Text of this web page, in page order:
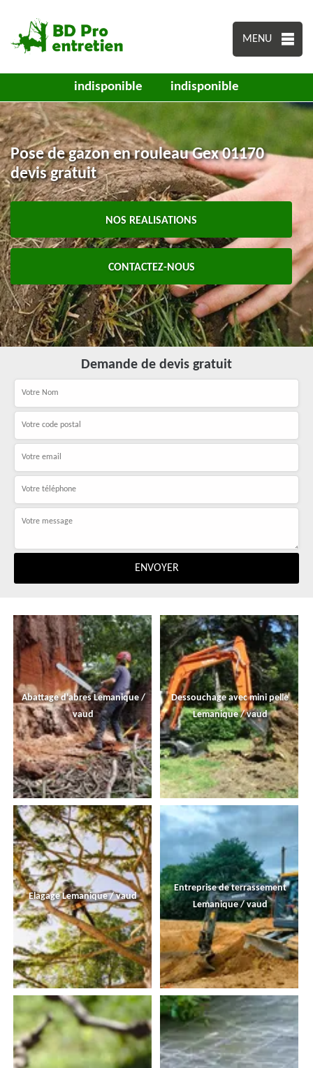
MENU
indisponible indisponible
Pose de gazon en rouleau Gex 01170
devis gratuit
NOS REALISATIONS
CONTACTEZ-NOUS
Demande de devis gratuit
Abattage d'abres Lemanique /
vaud
Dessouchage avec mini pelle
Lemanique / vaud
Elagage Lemanique / vaud
Entreprise de terrassement
Lemanique / vaud